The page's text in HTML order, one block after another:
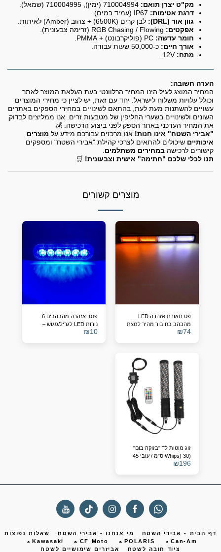
מק"ט יצרן תואם:710004994 (ימין), 710004995 (שמאל).
דרגת אטימות:IP67 (עמיד במים).
גוון אור (DRL):
לבן קרים (6500K) + צהוב (Amber) לאיתות.
אפקטים:RGB Chasing / Flowing (זרימה צבעונית).
חומר עדשה:PC (פוליקרבונט) + PMMA.
אורך חיים:כ-50,000 שעות עבודה.
מתח:12V.
הערה חשובה:
המחיר המוצג לעיל הינו המחיר הרלוונטי בעת העלאת המוצר לאתר
וכולל עלויות משלוח לישראל. יחד עם זאת, יש לציין כי מחירי המוצרים
עשויים להשתנות מעת לעת, בהתאם לשינויים במחירי הספקים באתרים
השונים ולשינויים בשערי החליפין של מטבעות זרים. אנו ממליצים לבדוק
את המחיר העדכני באתר הספק לפני ביצוע הרכישה. 💰
"אבירי השטח" אינו חנות!אנו מרכזים עבורכם מידע עלמוצרים
איכותייםשיכולים להתאים לצרכי קהילת "אבירי השטח" ומספקים
קישורים לרכישהבמחירים משתלמים.
תנו לכלי שלכם "חתימה" אישית וצבעונית!🛒
מוצרים קשורים
פס תאורת אזהרה LED
מהבהב בחיבור מהיר למצת
– מתאים לרכבי שטח
₪74
פנסי אזהרה מהבהבים 6
נורות LED לגריל/פגוש –
לטרקטורונים ו-SBS
₪10
זוג מוטות לד "בזוקה בום"
(Whips) 30 ס"מ / עובי 45
₪196
הבית - אבירי השטח מי אנחנו - אבירי השטח
שאלות נפוצות
Can-Am
POLARIS
CF Moto
Kawasaki
ציוד חובה לשטח
אביזרים שימושיים לשטח